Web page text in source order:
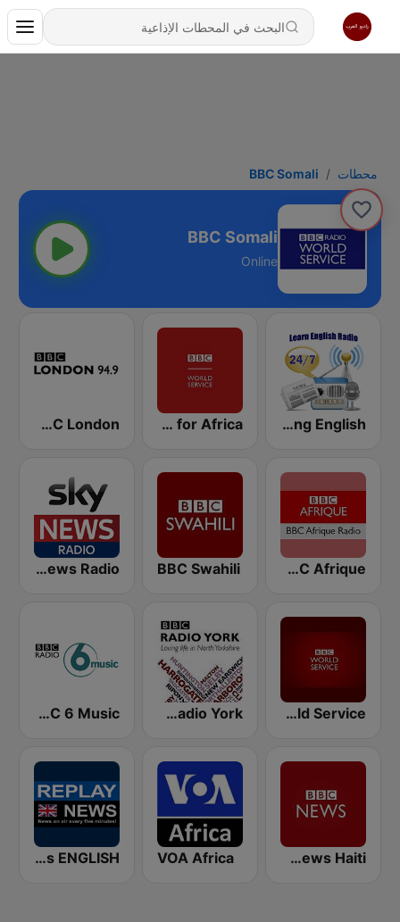
محطات BBC Somali
BBC Somali
Online
Learning English
BBC World Service for Africa
BBC London
BBC Afrique
BBC Swahili
EKR - Sky News Radio
BBC World Service
BBC Radio York
BBC 6 Music
Radio BBC News Haiti
VOA Africa
Replay News ENGLISH